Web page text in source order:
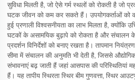
सुविधा मिलती है, जो ऐसे गर्म स्थलों को रोकती है जो
घटक जीवन को कम कर सकते हैं। उपयोगकर्ताओं को
हुई प्रणाली विश्वसनीयता का लाभ मिलता है, क्योंकि
घटकों के असामयिक बुढ़ापे को रोकता है और संचालन
प्रदर्शन विनिर्देशों को बनाए रखता है। तापमान
सीमा में संचालन की अनुमति भी देती है, जिससे
संभावनाएं बढ़ जाती हैं जहां आसपास की परिस्थितियां
हैं। यह तापीय स्थिरता स्थिर बीम गुणवत्ता, स्थिर